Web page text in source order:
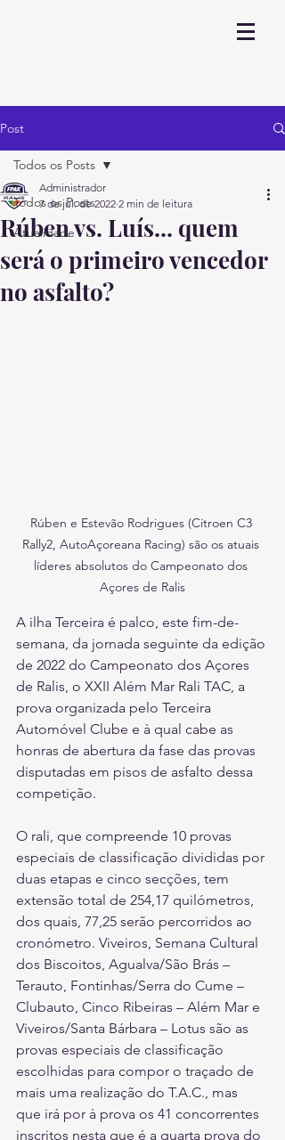
Post
Todos os Posts
Atualidade
Todos os Posts
Rúben vs. Luís... quem
será o primeiro vencedor
no asfalto?
Administrador
7 de jul. de 2022 2 min de leitura
Rúben e Estevão Rodrigues (Citroen C3
Rally2, AutoAçoreana Racing) são os atuais
líderes absolutos do Campeonato dos
Açores de Ralis
A ilha Terceira é palco, este fim-de-
semana, da jornada seguinte da edição
de 2022 do Campeonato dos Açores
de Ralis, o XXII Além Mar Rali TAC, a
prova organizada pelo Terceira
Automóvel Clube e à qual cabe as
honras de abertura da fase das provas
disputadas em pisos de asfalto dessa
competição.
O rali, que compreende 10 provas
especiais de classificação divididas por
duas etapas e cinco secções, tem
extensão total de 254,17 quilómetros,
dos quais, 77,25 serão percorridos ao
cronómetro. Viveiros, Semana Cultural
dos Biscoitos, Agualva/São Brás –
Terauto, Fontinhas/Serra do Cume –
Clubauto, Cinco Ribeiras – Além Mar e
Viveiros/Santa Bárbara – Lotus são as
provas especiais de classificação
escolhidas para compor o traçado de
mais uma realização do T.A.C., mas
que irá por à prova os 41 concorrentes
inscritos nesta que é a quarta prova do